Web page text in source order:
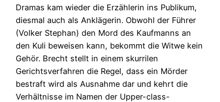
Dramas kam wieder die Erzählerin ins Publikum,
diesmal auch als Anklägerin. Obwohl der Führer
(Volker Stephan) den Mord des Kaufmanns an
den Kuli beweisen kann, bekommt die Witwe kein
Gehör. Brecht stellt in einem skurrilen
Gerichtsverfahren die Regel, dass ein Mörder
bestraft wird als Ausnahme dar und kehrt die
Verhältnisse im Namen der Upper-class-